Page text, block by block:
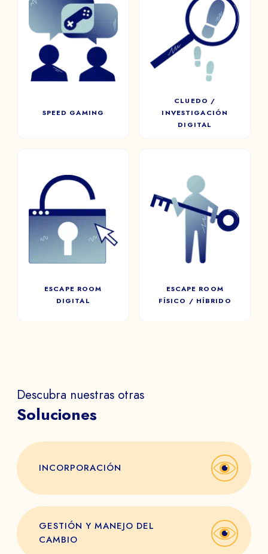
SPEED GAMING
SPEED GAMING
Inspirado directamente en el
mundo de los Speed Dating,
este formato permite que dos
jugadores de su empresa se
encuentren al azar.
CLUEDO /
INVESTIGACIÓN
DIGITAL
CLUEDO /
INVESTIGACIÓN
DIGITAL
Investigar, cuestionar e
indagar: Cluedo moviliza a
todo el equipo para
descubrir la tan esperada
ESCAPE ROOM
DIGITAL
ESCAPE ROOM
DIGITAL
Los jugadores tendrán que
buscar, abrir cofres,
descubrir nuevas
habitaciones y resolver una
sucesión de rompecabezas
en un tiempo limitado.
ESCAPE ROOM
FÍSICO / HÍBRIDO
ESCAPE ROOM
FÍSICO / HÍBRIDO
Una experiencia de inmersión
física o híbrida.
Descubra nuestras otras
Soluciones
INCORPORACIÓN
GESTIÓN Y MANEJO DEL
CAMBIO